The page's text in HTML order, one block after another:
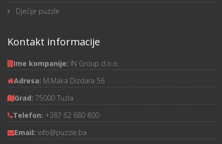
Dječije puzzle
Kontakt informacije
Ime kompanije: IN Group d.o.o.
Adresa: M.Maka Dizdara 56
Grad: 75000 Tuzla
Telefon: +387 62 680 800
Email: info@puzzle.ba